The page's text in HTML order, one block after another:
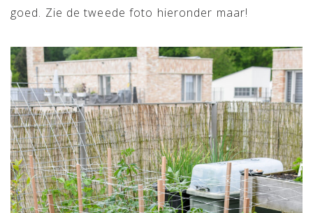
goed. Zie de tweede foto hieronder maar!